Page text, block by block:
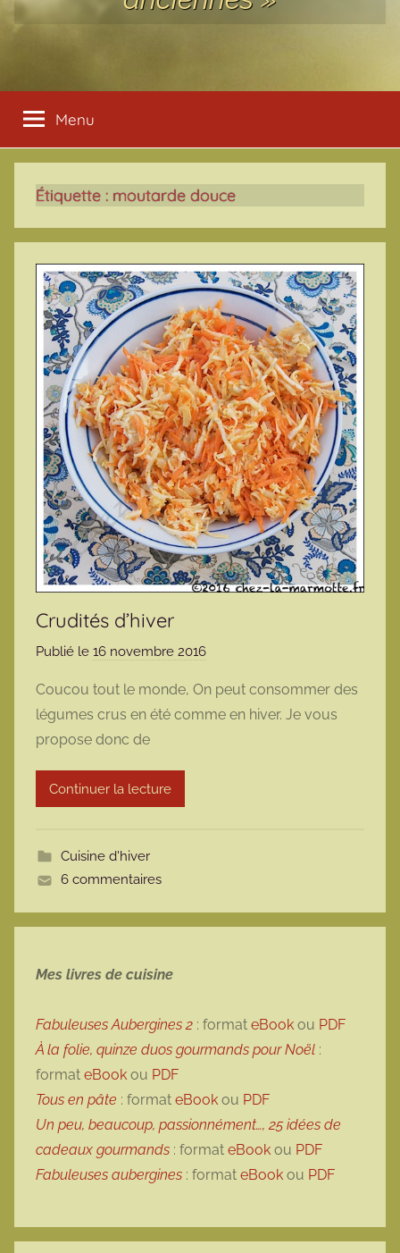
Menu
Étiquette : moutarde douce
Crudités d’hiver
Publié le 16 novembre 2016
r
m
Coucou tout le monde, On peut consommer des
légumes crus en été comme en hiver. Je vous
propose donc de
Continuer la lecture
Cuisine d'hiver
6 commentaires
Mes livres de cuisine
Fabuleuses Aubergines 2 : format eBook ou PDF
À la folie, quinze duos gourmands pour Noël :
format eBook ou PDF
Tous en pâte : format eBook ou PDF
Un peu, beaucoup, passionnément…, 25 idées de
cadeaux gourmands : format eBook ou PDF
Fabuleuses aubergines : format eBook ou PDF